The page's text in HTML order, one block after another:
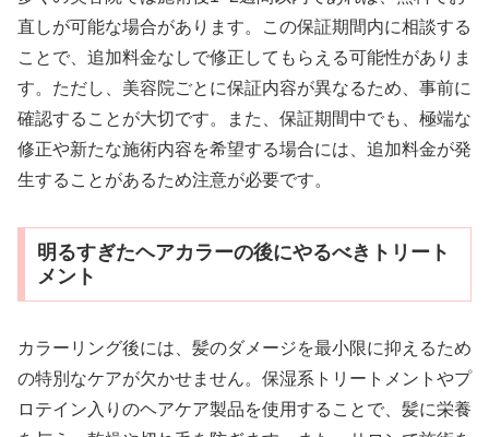
直しが可能な場合があります。この保証期間内に相談する
ことで、追加料金なしで修正してもらえる可能性がありま
す。ただし、美容院ごとに保証内容が異なるため、事前に
確認することが大切です。また、保証期間中でも、極端な
修正や新たな施術内容を希望する場合には、追加料金が発
生することがあるため注意が必要です。
明るすぎたヘアカラーの後にやるべきトリート
メント
カラーリング後には、髪のダメージを最小限に抑えるため
の特別なケアが欠かせません。保湿系トリートメントやプ
ロテイン入りのヘアケア製品を使用することで、髪に栄養